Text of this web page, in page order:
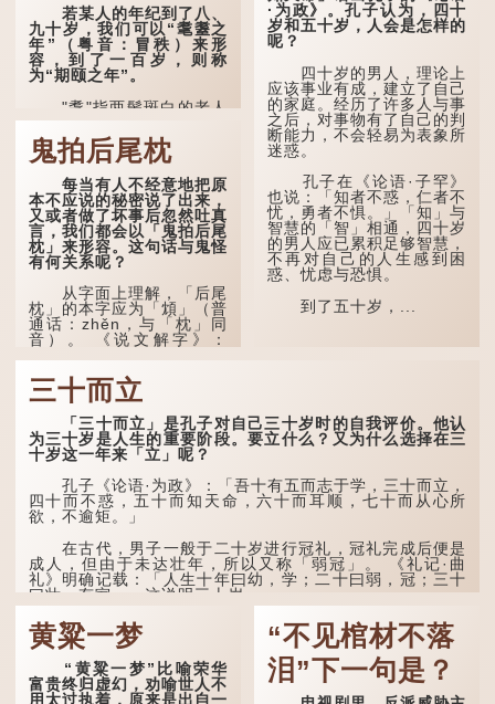
若某人的年纪到了八、
九十岁，我们可以“耄耋之
年”（粤音：冒秩）来形
容，到了一百岁，则称
为“期颐之年”。
"耄"指两鬓斑白的老人
家，亦含有思想紊乱的意
思；"耋"更有跌倒的意思，
也是用来形容老人家的。
曹操《对酒歌》就曾写
道："耄耋皆得以寿终，恩
泽广及草木昆虫。"
到了一百岁呢？
颐"。 《礼记.曲礼
上》："百年曰期颐。"郑玄
注："期，犹要也；颐，养
也。不知衣服食味，孝子要
尽养...
鬼拍后尾枕
每当有人不经意地把原
本不应说的秘密说了出来，
又或者做了坏事后忽然吐真
言，我们都会以「鬼拍后尾
枕」来形容。这句话与鬼怪
有何关系呢？
从字面上理解，「后尾
枕」的本字应为「䪴」（普
通话：zhěn，与「枕」同
音）。 《说文解字》：
民间流传有一种说法，
人会将一些不欲为人所知的
记忆藏于颈后之处。如果忽
然吐真言，就好像被不明东
西（如鬼魂）在后脑拍了一
下，藏在脑中的秘密便脱口
而出。
因此...
·为政》。孔子认为，四十
岁和五十岁，人会是怎样的
呢？
四十岁的男人，理论上
应该事业有成，建立了自己
的家庭。经历了许多人与事
之后，对事物有了自己的判
断能力，不会轻易为表象所
迷惑。
孔子在《论语·子罕》
也说：「知者不惑，仁者不
忧，勇者不惧。」「知」与
智慧的「智」相通，四十岁
的男人应已累积足够智慧，
不再对自己的人生感到困
惑、忧虑与恐惧。
到了五十岁，...
三十而立
「三十而立」是孔子对自己三十岁时的自我评价。他认
为三十岁是人生的重要阶段。要立什么？又为什么选择在三
十岁这一年来「立」呢？
孔子《论语·为政》：「吾十有五而志于学，三十而立，
四十而不惑，五十而知天命，六十而耳顺，七十而从心所
欲，不逾矩。」
在古代，男子一般于二十岁进行冠礼，冠礼完成后便是
成人，但由于未达壮年，所以又称「弱冠」。 《礼记·曲
礼》明确记载：「人生十年曰幼，学；二十曰弱，冠；三十
曰壮，有室。」这说明三十岁...
黄粱一梦
“黄粱一梦”比喻荣华
富贵终归虚幻，劝喻世人不
用太过执着，原来是出自一
“不见棺材不落
泪”下一句是？